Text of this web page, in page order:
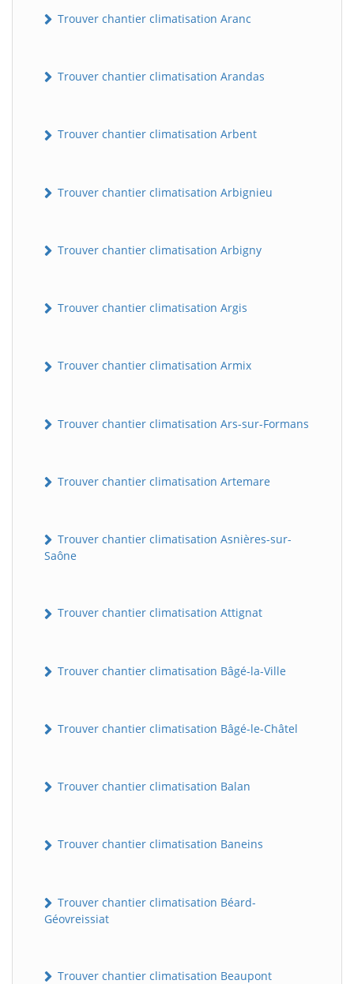
Trouver chantier climatisation Aranc
Trouver chantier climatisation Arandas
Trouver chantier climatisation Arbent
Trouver chantier climatisation Arbignieu
Trouver chantier climatisation Arbigny
Trouver chantier climatisation Argis
Trouver chantier climatisation Armix
Trouver chantier climatisation Ars-sur-Formans
Trouver chantier climatisation Artemare
Trouver chantier climatisation Asnières-sur-
Saône
Trouver chantier climatisation Attignat
Trouver chantier climatisation Bâgé-la-Ville
Trouver chantier climatisation Bâgé-le-Châtel
Trouver chantier climatisation Balan
Trouver chantier climatisation Baneins
Trouver chantier climatisation Béard-
Géovreissiat
Trouver chantier climatisation Beaupont